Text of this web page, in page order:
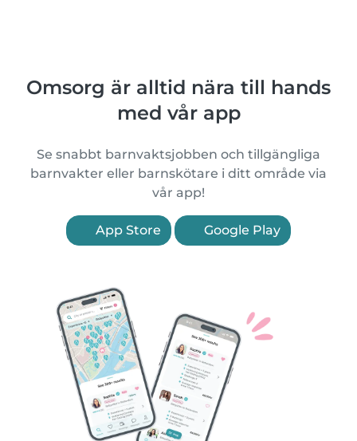
Omsorg är alltid nära till hands
med vår app
Se snabbt barnvaktsjobben och tillgängliga
barnvakter eller barnskötare i ditt område via
vår app!
App Store Google Play